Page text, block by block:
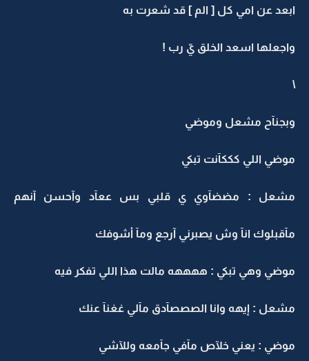
ابعد عن امي كل [ الم ] قد شعرت به
واجعلها اسعد الخلق يّ رب !
\
وبجنآح مشعل وموضي
موضي اللي كككآنت تبكي
مشعل : مضضآوي ي قلبي بس ععآد وآحسن آنهم
مآقبلوك انآ وش يصبرني آرجع ومآ أشوفك
موضي وهي تبكي : ههههه مالت هذا اللي تفكر فيه
مشعل : إيهه وانا الصصصآدق مآلي غغنآ عنك
موضي : يعني خلآص مآفي جآمعه وللآشي